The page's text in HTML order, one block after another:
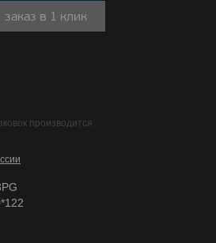
заказ в 1 клик
производится